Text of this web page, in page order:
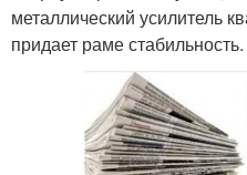
металлический усилитель
придает раме стабильность.